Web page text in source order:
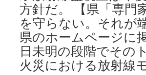
方針だ。 【県「専門
を守らない。それが
県のホームページに
日未明の段階でその
火災における放射線